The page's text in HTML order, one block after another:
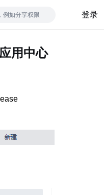
例如分享权限 登录
用中心